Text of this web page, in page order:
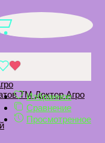
ТМ Доктор Агро
Избранное
Сравнение
Просмотренное
F1 5